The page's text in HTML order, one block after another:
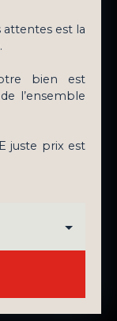
attentes est la
bien est
l’ensemble
juste prix est